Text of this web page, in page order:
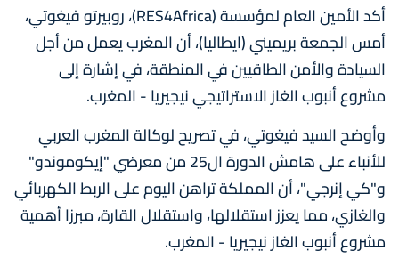
أكد الأمين العام لمؤسسة (RES4Africa)، روبيرتو فيغوتي،
أمس الجمعة بريميني (ايطاليا)، أن المغرب يعمل من أجل
السيادة والأمن الطاقيين في المنطقة، في إشارة إلى
مشروع أنبوب الغاز الاستراتيجي نيجيريا - المغرب.
وأوضح السيد فيغوتي، في تصريح لوكالة المغرب العربي
للأنباء على هامش الدورة ال25 من معرضي "إيكوموندو"
و"كي إنرجي"، أن المملكة تراهن اليوم على الربط الكهربائي
والغازي، مما يعزز استقلالها، واستقلال القارة، مبرزا أهمية
مشروع أنبوب الغاز نيجيريا - المغرب.